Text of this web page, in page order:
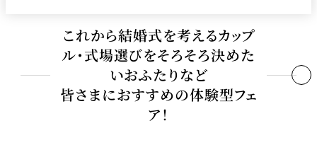
これから結婚式を考えるカップ
ル・式場選びをそろそろ決めた
いおふたりなど
皆さまにおすすめの体験型フェ
ア！